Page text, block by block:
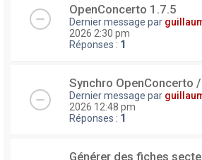
OpenConcerto 1.7.5
Dernier message par
2026 2:30 pm
Réponses : 1
Synchro OpenConcerto /
Dernier message par
2026 12:48 pm
Réponses : 1
Générer des fiches